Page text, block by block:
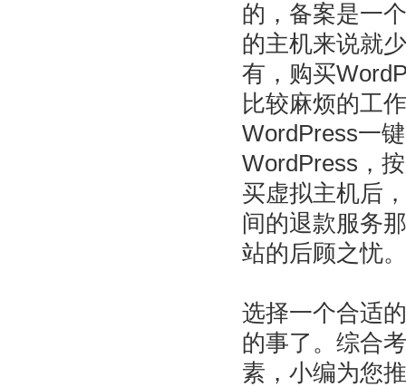
的，备案是一
的主机来说就
有，购买
比较麻烦的工
WordPress一
WordPress，
买虚拟主机后
间的退款服务
站的后顾之忧。
选择一个合适
的事了。综合
素，小编为您